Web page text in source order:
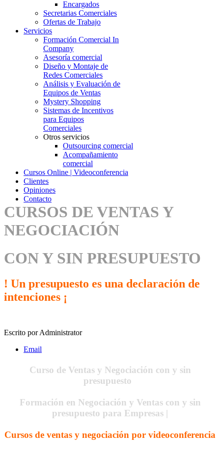
Encargados
Secretarias Comerciales
Ofertas de Trabajo
Servicios
Formación Comercial In
Company
Asesoría comercial
Diseño y Montaje de
Redes Comerciales
Análisis y Evaluación de
Equipos de Ventas
Mystery Shopping
Sistemas de Incentivos
para Equipos
Comerciales
Otros servicios
Outsourcing comercial
Acompañamiento
comercial
Cursos Online | Videoconferencia
Clientes
Opiniones
Contacto
CURSOS DE VENTAS Y
NEGOCIACIÓN
CON Y SIN PRESUPUESTO
! Un presupuesto es una declaración de
intenciones ¡
Escrito porAdministrator
Email
Curso de Ventas y Negociación con y sin
presupuesto
Formación en Negociación y Ventas con y sin
presupuesto para Empresas |
Cursos de ventas y negociación por videoconferencia